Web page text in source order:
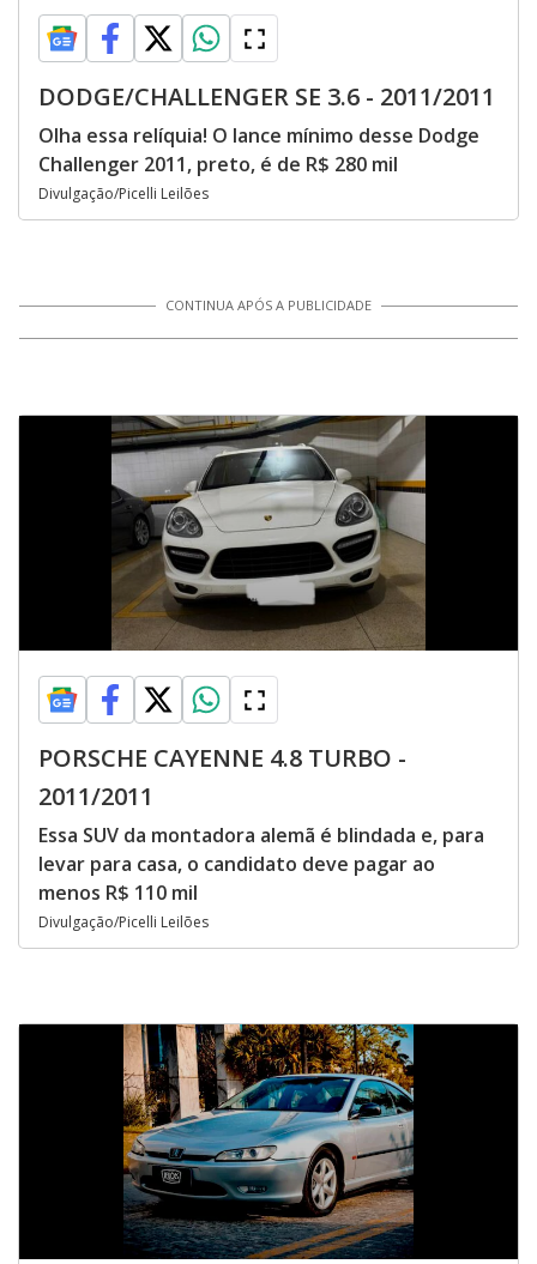
DODGE/CHALLENGER SE 3.6 - 2011/2011
Olha essa relíquia! O lance mínimo desse Dodge
Challenger 2011, preto, é de R$ 280 mil
Divulgação/Picelli Leilões
CONTINUA APÓS A PUBLICIDADE
PORSCHE CAYENNE 4.8 TURBO -
2011/2011
Essa SUV da montadora alemã é blindada e, para
levar para casa, o candidato deve pagar ao
menos R$ 110 mil
Divulgação/Picelli Leilões